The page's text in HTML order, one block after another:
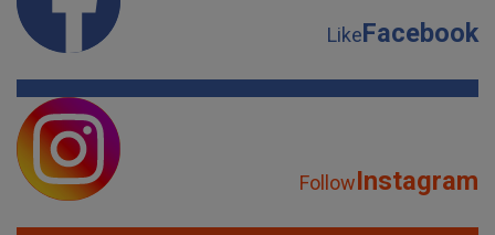
LikeFacebook
FollowInstagram